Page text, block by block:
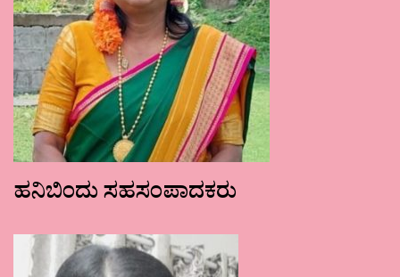
ಹನಿಬಿಂದು ಸಹಸಂಪಾದಕರು